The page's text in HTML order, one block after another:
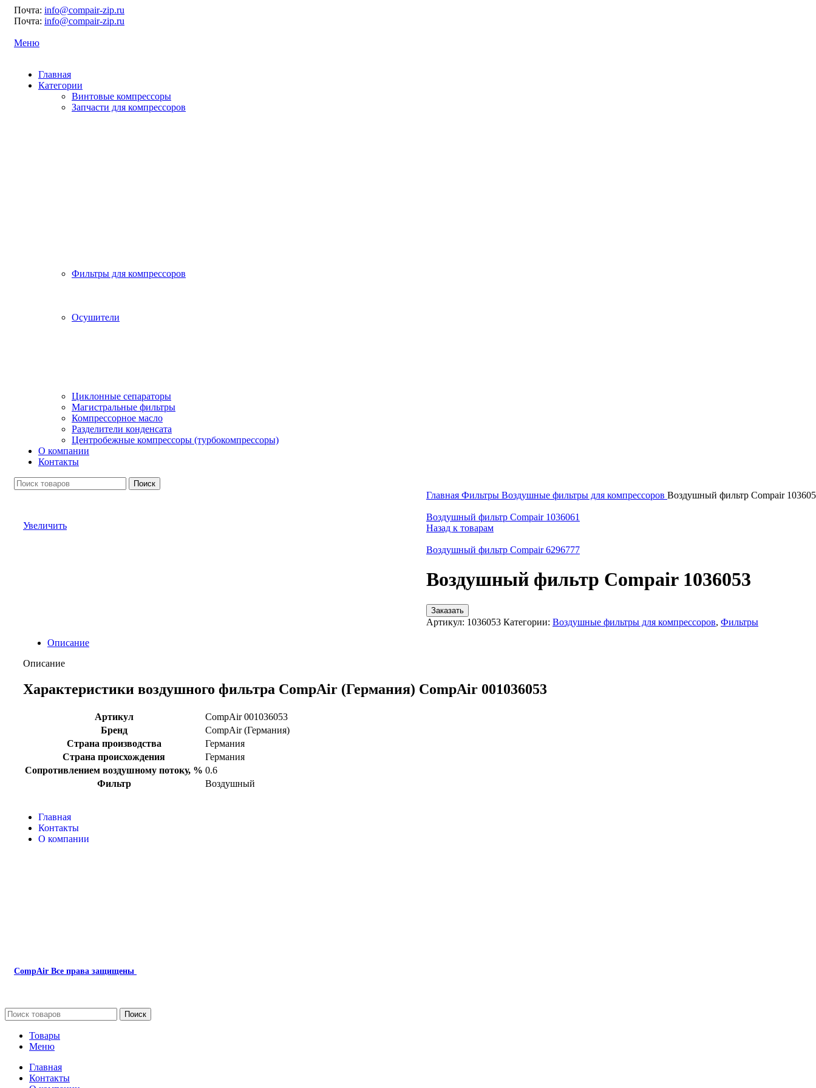
Почта: info@compair-zip.ru
Почта: info@compair-zip.ru
Меню
Главная
Категории
Винтовые компрессоры
Запчасти для компрессоров
Фильтры для компрессоров
Осушители
Циклонные сепараторы
Магистральные фильтры
Компрессорное масло
Разделители конденсата
Центробежные компрессоры (турбокомпрессоры)
О компании
Контакты
Поиск
Увеличить
Главная Фильтры Воздушные фильтры для компрессоров Воздушный фильтр Compair
Воздушный фильтр Compair 1036061
Назад к товарам
Воздушный фильтр Compair 6296777
Воздушный фильтр Compair 1036053
Заказать
Артикул: 1036053 Категории: Воздушные фильтры для компрессоров, Фильтры
Описание
Описание
Характеристики воздушного фильтра CompAir (Германия) CompAir 001036053
Артикул
CompAir 001036053
Бренд
CompAir (Германия)
Страна производства
Германия
Страна происхождения
Германия
Сопротивлением воздушному потоку, % 0.6
Фильтр
Воздушный
Главная
Контакты
О компании
CompAir Все права защищены
Поиск
Товары
Меню
Главная
Контакты